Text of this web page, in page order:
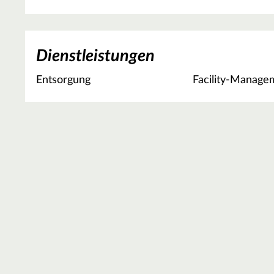
Dienstleistungen
Entsorgung Facility-